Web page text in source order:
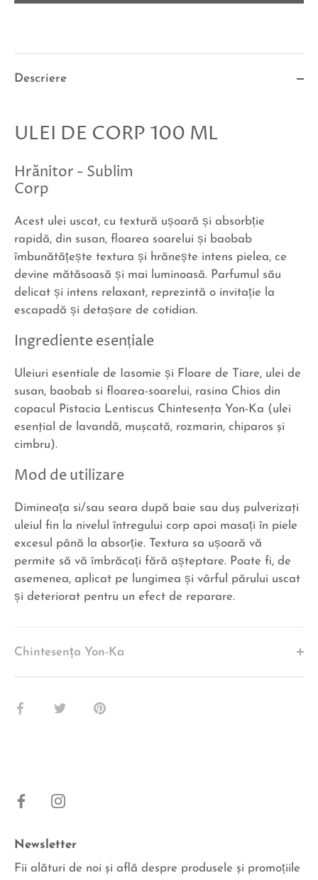
Descriere
ULEI DE CORP 100 ML
Hrănitor - Sublim
Corp
Acest ulei uscat, cu textură ușoară și absorbție
rapidă, din susan, floarea soarelui și baobab
îmbunătățește textura și hrănește intens pielea, ce
devine mătăsoasă și mai luminoasă. Parfumul său
delicat și intens relaxant, reprezintă o invitație la
escapadă și detașare de cotidian.
Ingrediente esențiale
Uleiuri esentiale de Iasomie și Floare de Tiare, ulei de
susan, baobab si floarea-soarelui, rasina Chios din
copacul Pistacia Lentiscus Chintesenţa Yon-Ka (ulei
esenţial de lavandă, muşcată, rozmarin, chiparos şi
cimbru).
Mod de utilizare
Dimineața si/sau seara după baie sau duş pulverizaţi
uleiul fin la nivelul întregului corp apoi masați în piele
excesul până la absorție. Textura sa ușoară vă
permite să vă îmbrăcați fără așteptare. Poate fi, de
asemenea, aplicat pe lungimea și vârful părului uscat
și deteriorat pentru un efect de reparare.
Chintesența Yon-Ka
Share
Share
Pin
Newsletter
Fii alături de noi şi află despre produsele şi promoțiile